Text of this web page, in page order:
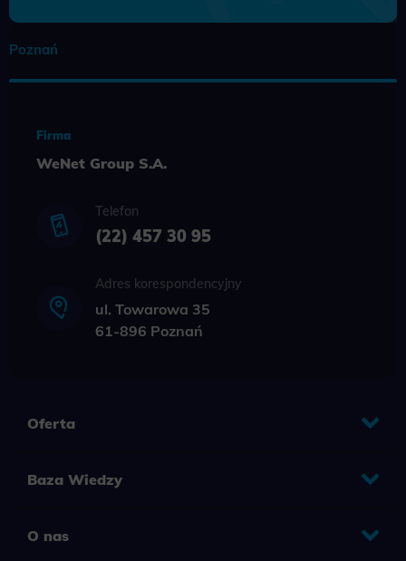
Poznań
Firma
WeNet Group S.A.
Telefon
(22) 457 30 95
Adres korespondencyjny
ul. Towarowa 35
61-896 Poznań
Oferta
Baza Wiedzy
O nas